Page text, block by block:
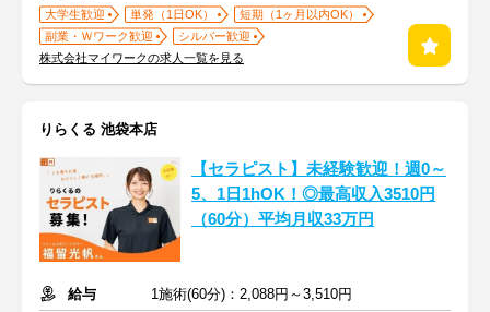
大学生歓迎 単発（1日OK）
短期（1ヶ月以内OK）
副業・Ｗワーク歓迎
シルバー歓迎
株式会社マイワークの求人一覧を見る
りらくる 池袋本店
【セラピスト】未経験歓迎！週0～
5、1日1hOK！◎最高収入3510円
（60分）平均月収33万円
給与
1施術(60分)：2,088円～3,510円